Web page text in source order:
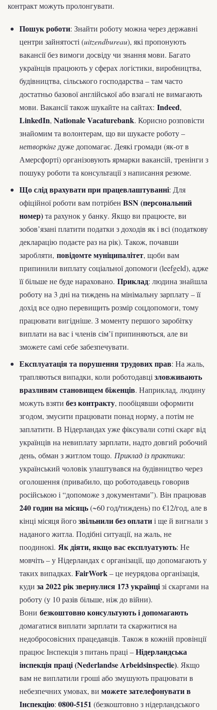
контракт можуть пролонгувати.
Пошук роботи: Знайти роботу можна через державні
центри зайнятості (uitzendbureau), які пропонують
вакансії без вимоги досвіду чи знання мови. Багато
українців працюють у сферах логістики, виробництва,
будівництва, сільського господарства – там часто
достатньо базової англійської або взагалі не вимагають
мови. Вакансії також шукайте на сайтах: Indeed,
LinkedIn, Nationale Vacaturebank. Корисно розповісти
знайомим та волонтерам, що ви шукаєте роботу –
нетворкінг дуже допомагає. Деякі громади (як-от в
Амерсфорті) організовують ярмарки вакансій, тренінги з
пошуку роботи та консультації з написання резюме.
Що слід врахувати при працевлаштуванні: Для
офіційної роботи вам потрібен BSN (персональний
номер)та рахунок у банку. Якщо ви працюєте, ви
зобов’язані платити податки з доходів як і всі (податкову
декларацію подаєте раз на рік). Також, почавши
заробляти, повідомте муніципалітет, щоби вам
припинили виплату соціальної допомоги (leefgeld), адже
її більше не буде нараховано. Приклад: людина знайшла
роботу на 3 дні на тиждень на мінімальну зарплату – її
дохід все одно перевищить розмір соцдопомоги, тому
працювати вигідніше. З моменту першого заробітку
виплати на вас і членів сім’ї припиняються, але ви
зможете самі себе забезпечувати.
Експлуатація та порушення трудових прав: На жаль,
трапляються випадки, коли роботодавці зловживають
вразливим становищем біженців. Наприклад, людину
можуть взяти без контракту, пообіцявши оформити
згодом, змусити працювати понад норму, а потім не
заплатити. В Нідерландах уже фіксували сотні скарг від
українців на невиплату зарплати, надто довгий робочий
день, обман з житлом тощо. Приклад із практики:
український чоловік улаштувався на будівництво через
оголошення (привабило, що роботодавець говорив
російською і “допоможе з документами”). Він працював
240 годин на місяць(~60 год/тиждень) по €12/год, але в
кінці місяця йогозвільнили без оплатиі ще й вигнали з
наданого житла. Подібні ситуації, на жаль, не
поодинокі. Як діяти, якщо вас експлуатують: Не
мовчіть – у Нідерландах є організації, що допомагають у
таких випадках. FairWork– це неурядова організація,
куди за 2022 рік звернулися 173 українцізі скаргами на
роботу (у 10 разів більше, ніж до війни).
Вони безкоштовно консультують і допомагають
домагатися виплати зарплати та скаржитися на
недобросовісних працедавців. Також в кожній провінції
працює Інспекція з питань праці –Нідерландська
інспекція праці (Nederlandse Arbeidsinspectie). Якщо
вам не виплатили гроші або змушують працювати в
небезпечних умовах, ви можете зателефонувати в
Інспекцію: 0800-5151 (безкоштовно з нідерландського